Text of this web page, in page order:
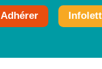
Adhérer